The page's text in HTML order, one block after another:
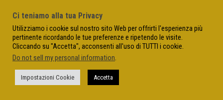
Ci teniamo alla tua Privacy
Utilizziamo i cookie sul nostro sito Web per offrirti l'esperienza più
pertinente ricordando le tue preferenze e ripetendo le visite.
Cliccando su "Accetta", acconsenti all'uso di TUTTI i cookie.
Do not sell my personal information.
Impostazioni Cookie Accetta